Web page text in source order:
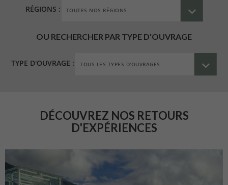
RÉGIONS :
OU RECHERCHER PAR TYPE D'OUVRAGE
TYPE D'OUVRAGE :
DÉCOUVREZ NOS RETOURS
D'EXPÉRIENCES